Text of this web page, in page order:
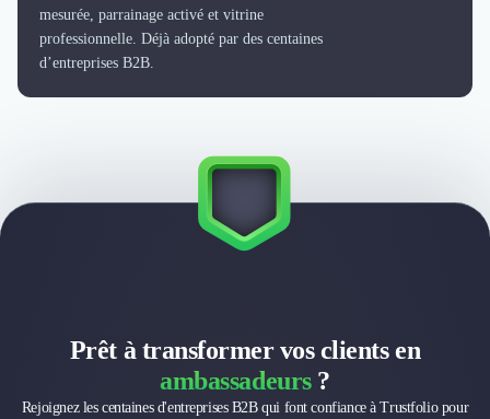
Restructuring
Droit Commercial
Droit du Travail
Propriété Intellectuelle (IP/IT)
Due Diligence
Développement Web
Internet of Things (IoT)
mesurée, parrainage activé et vitrine
professionnelle. Déjà adopté par des centaines
d’entreprises B2B.
Prêt à transformer vos clients en
ambassadeurs?
Rejoignez les centaines d'entreprises B2B qui font confiance à Trustfolio pour